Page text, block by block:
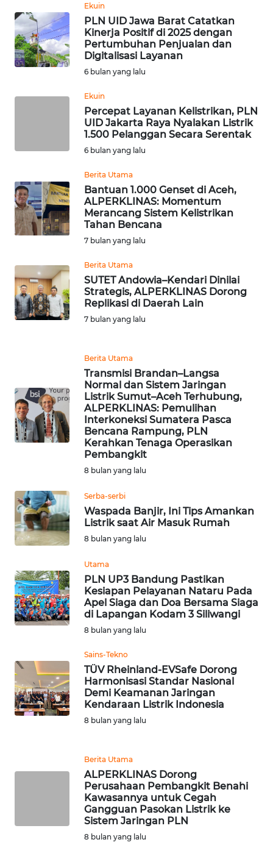
Ekuin
PLN UID Jawa Barat Catatkan
Kinerja Positif di 2025 dengan
Pertumbuhan Penjualan dan
Digitalisasi Layanan
6 bulan yang lalu
Ekuin
Percepat Layanan Kelistrikan, PLN
UID Jakarta Raya Nyalakan Listrik
1.500 Pelanggan Secara Serentak
6 bulan yang lalu
Berita Utama
Bantuan 1.000 Genset di Aceh,
ALPERKLINAS: Momentum
Merancang Sistem Kelistrikan
Tahan Bencana
7 bulan yang lalu
Berita Utama
SUTET Andowia–Kendari Dinilai
Strategis, ALPERKLINAS Dorong
Replikasi di Daerah Lain
7 bulan yang lalu
Berita Utama
Transmisi Brandan–Langsa
Normal dan Sistem Jaringan
Listrik Sumut–Aceh Terhubung,
ALPERKLINAS: Pemulihan
Interkoneksi Sumatera Pasca
Bencana Rampung, PLN
Kerahkan Tenaga Operasikan
Pembangkit
8 bulan yang lalu
Serba-serbi
Waspada Banjir, Ini Tips Amankan
Listrik saat Air Masuk Rumah
8 bulan yang lalu
Utama
PLN UP3 Bandung Pastikan
Kesiapan Pelayanan Nataru Pada
Apel Siaga dan Doa Bersama Siaga
di Lapangan Kodam 3 Siliwangi
8 bulan yang lalu
Sains-Tekno
TÜV Rheinland-EVSafe Dorong
Harmonisasi Standar Nasional
Demi Keamanan Jaringan
Kendaraan Listrik Indonesia
8 bulan yang lalu
Berita Utama
ALPERKLINAS Dorong
Perusahaan Pembangkit Benahi
Kawasannya untuk Cegah
Gangguan Pasokan Listrik ke
Sistem Jaringan PLN
8 bulan yang lalu
WN
TAPANULI
TENGAH
PAKPAK
WN
KARAWANG
WN
BEKASI
WN
WN
TAPANULI
UTARA
WN
PADANG
LAWAS
SUMEDANG
WN
CIANJUR
KEPULAUAN
SERIBU
WN
BINJAI